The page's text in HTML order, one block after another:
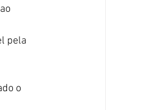
pela
o